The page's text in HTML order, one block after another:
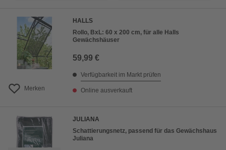
Preis aufsteigend
Preis absteigend
Bewertung
Merken
HALLS
Rollo, BxL: 60 x 200 cm, für alle Halls
Gewächshäuser
59,99 €
Verfügbarkeit im Markt prüfen
Online ausverkauft
JULIANA
Schattierungsnetz, passend für das Gewächshaus
Juliana